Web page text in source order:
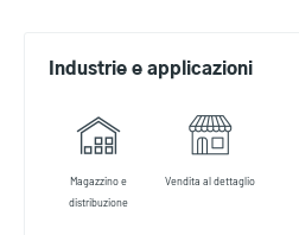
Industrie e applicazioni
Magazzino e
distribuzione
Vendita al dettaglio